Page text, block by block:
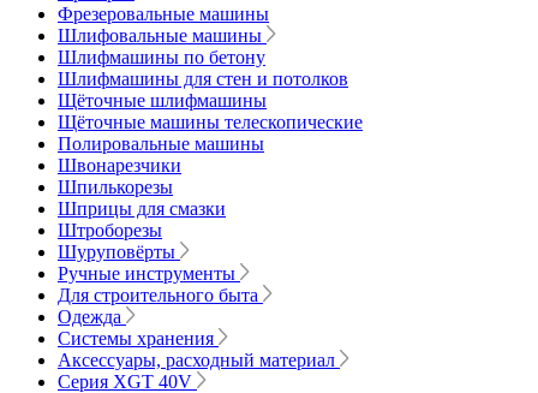
Фрезеровальные машины
Шлифовальные машины
Шлифмашины по бетону
Шлифмашины для стен и потолков
Щёточные шлифмашины
Щёточные машины телескопические
Полировальные машины
Швонарезчики
Шпилькорезы
Шприцы для смазки
Штроборезы
Шуруповёрты
Ручные инструменты
Для строительного быта
Одежда
Системы хранения
Аксессуары, расходный материал
Серия XGT 40V